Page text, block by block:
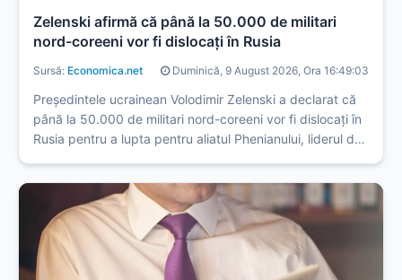
Zelenski afirmă că până la 50.000 de militari
nord-coreeni vor fi dislocaţi în Rusia
Sursă: Economica.net Duminică, 9 August 2026, Ora 16:49:03
Președintele ucrainean Volodimir Zelenski a declarat că
până la 50.000 de militari nord-coreeni vor fi dislocați în
Rusia pentru a lupta pentru aliatul Phenianului, liderul de